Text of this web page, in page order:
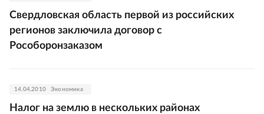
Свердловская область первой из российских
регионов заключила договор с
Рособоронзаказом
14.04.2010 Экономика
Налог на землю в нескольких районах